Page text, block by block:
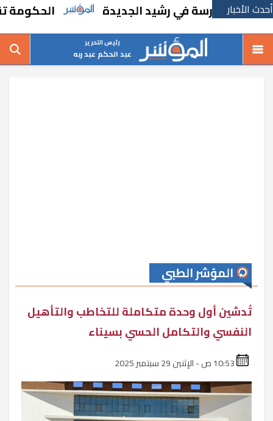
أحدث الأخبار
مدرسة في رشيد الجديدة الحكومة تقر
رئيس التحرير
عبد الحكم عبد ربه
المؤشر الطبي
تُدشين أول وحدة متكاملة للتخاطب والتأهيل
النفسي والتكامل الحسي بسيناء